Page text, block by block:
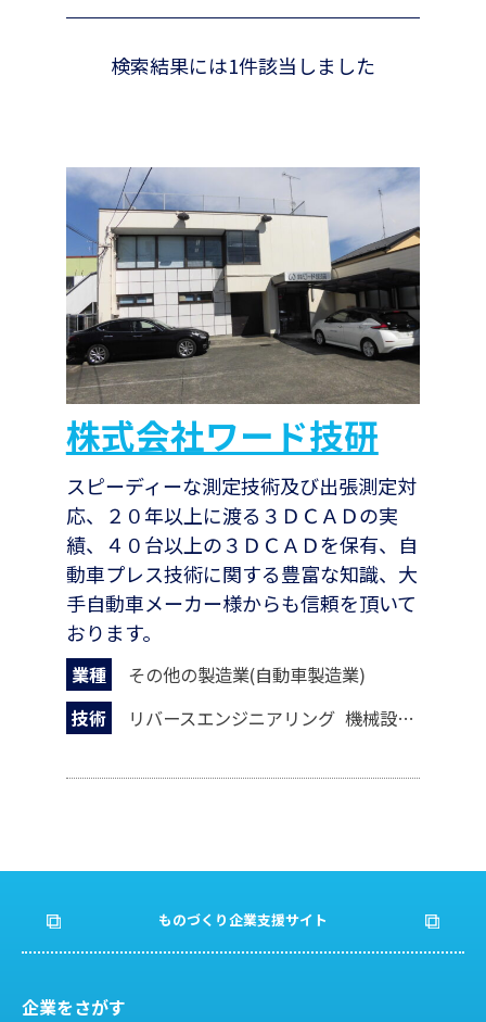
検索結果には1件該当しました
株式会社ワード技研
スピーディーな測定技術及び出張測定対
応、２０年以上に渡る３ＤＣＡＤの実
績、４０台以上の３ＤＣＡＤを保有、自
動車プレス技術に関する豊富な知識、大
手自動車メーカー様からも信頼を頂いて
おります。
業種
その他の製造業(自動車製造業)
技術
リバースエンジニアリング 機械設計
ものづくり企業支援サイト
企業をさがす